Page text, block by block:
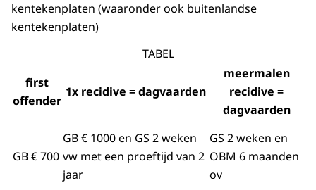
kentekenplaten (waaronder ook buitenlandse
kentekenplaten)
TABEL
first
offender
1x recidive = dagvaarden
meermalen
recidive =
dagvaarden
GB € 700
GB € 1000 en GS 2 weken
vw met een proeftijd van 2
jaar
GS 2 weken en
OBM 6 maanden
ov